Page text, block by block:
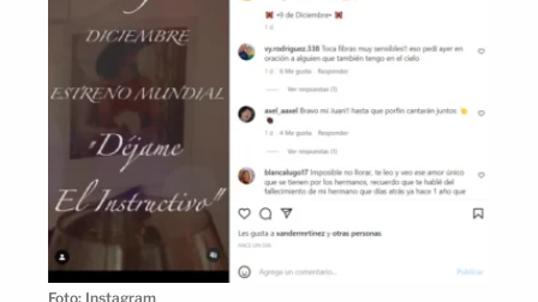
Foto: Instagram